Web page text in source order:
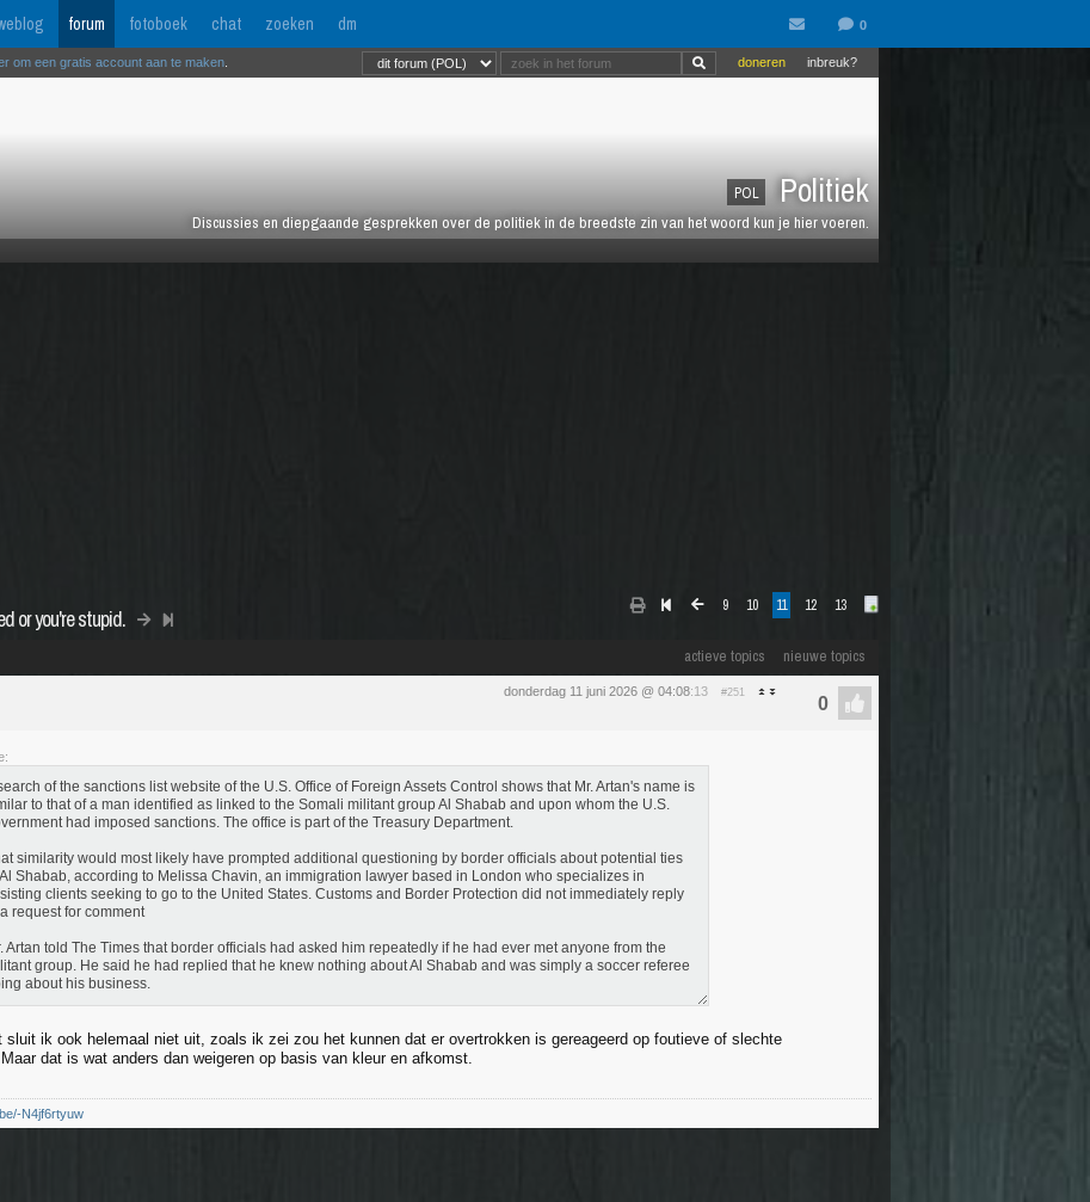
forum fotoboek chat zoeken dm
POL Politiek
Discussies en diepgaande gesprekken over de politiek in de breedste zin van het woord kun je hier voeren.
inbreuk?
doneren
om een gratis account aan te maken
9 10 11 12 13
or you're stupid.
actieve topics nieuwe topics
donderdag 11 juni 2026 @ 04:08:13 #251
of the sanctions list website of the U.S. Office of Foreign Assets Control shows that Mr. Artan's name is
to that of a man identified as linked to the Somali militant group Al Shabab and upon whom the U.S.
had imposed sanctions. The office is part of the Treasury Department.
similarity would most likely have prompted additional questioning by border officials about potential ties
Shabab, according to Melissa Chavin, an immigration lawyer based in London who specializes in
clients seeking to go to the United States. Customs and Border Protection did not immediately reply
request for comment
Artan told The Times that border officials had asked him repeatedly if he had ever met anyone from the
group. He said he had replied that he knew nothing about Al Shabab and was simply a soccer referee
about his business.
sluit ik ook helemaal niet uit, zoals ik zei zou het kunnen dat er overtrokken is gereageerd op foutieve of slechte
dat is wat anders dan weigeren op basis van kleur en afkomst.
N4jf6rtyuw